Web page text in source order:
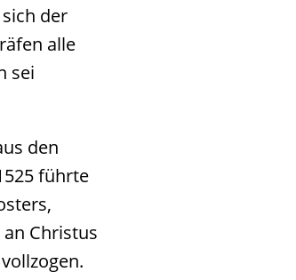
der
alle
sei
den
führte
Christus